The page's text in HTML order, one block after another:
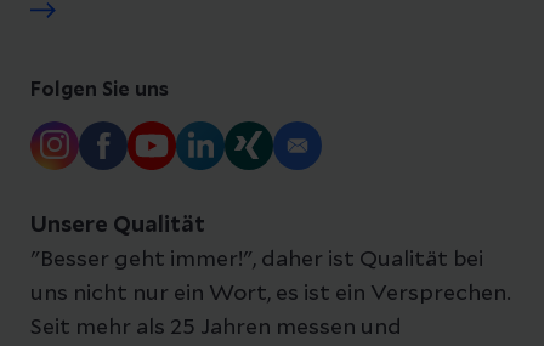
Folgen Sie uns
Unsere Qualität
"Besser geht immer!", daher ist Qualität bei
uns nicht nur ein Wort, es ist ein Versprechen.
Seit mehr als 25 Jahren messen und